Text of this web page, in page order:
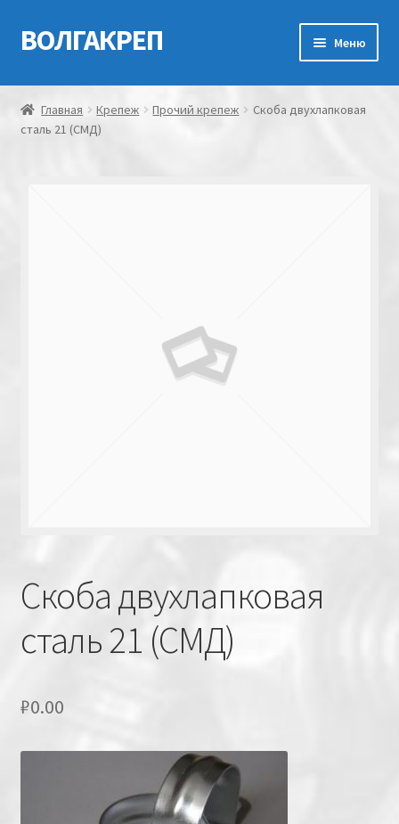
Перейти
к
Перейти
к
ВОЛГАКРЕП Меню
Главная
Контакты
Главная Крепеж Прочий крепеж
Скоба двухлапковая
сталь 21 (СМД)
Скоба двухлапковая
сталь 21 (СМД)
₽0.00